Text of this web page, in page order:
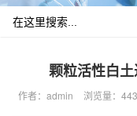
颗粒活性白
作者：admin 浏览量：